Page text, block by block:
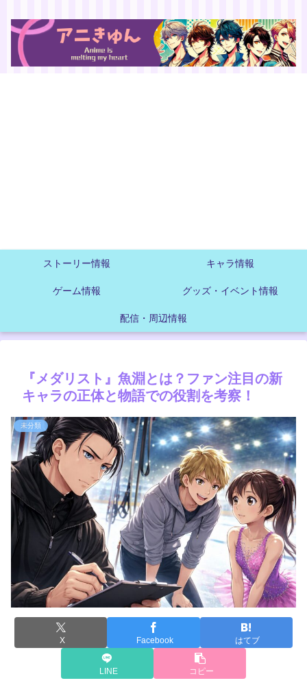
ストーリー情報 キャラ情報
ゲーム情報 グッズ・イベント情報
配信・周辺情報
『メダリスト』魚淵とは？ファン注目の新
キャラの正体と物語での役割を考察！
未分類
X Facebook はてブ
LINE コピー